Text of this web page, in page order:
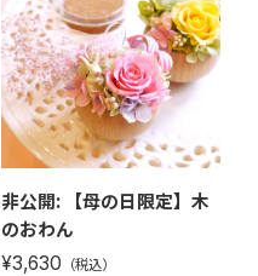
非公開: 【母の日限定】木
のおわん
¥3,630 （税込）